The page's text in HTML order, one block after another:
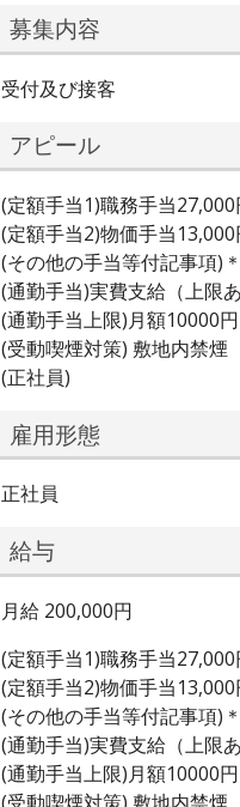
募集内容
受付及び接客
アピール
(定額手当1)職務手当
(定額手当2)物価手当
(その他の手当等付記事項)
(通勤手当)実費支給（上限あ
(通勤手当上限)月額10000円
(受動喫煙対策) 敷地内禁煙
(正社員)
雇用形態
正社員
給与
月給 200,000円
(定額手当1)職務手当
(定額手当2)物価手当
(その他の手当等付記事項)
(通勤手当)実費支給（上限あ
(通勤手当上限)月額10000円
(受動喫煙対策) 敷地内禁煙